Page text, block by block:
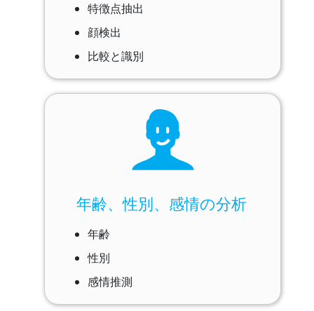
特徴点抽出
顔検出
比較と識別
年齢、性別、感情の分析
年齢
性別
感情推測